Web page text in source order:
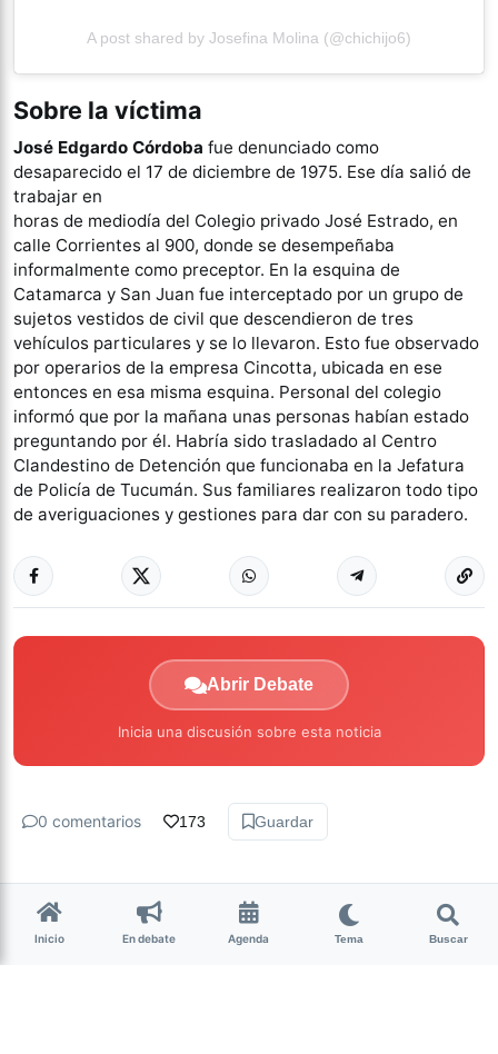
A post shared by Josefina Molina (@chichijo6)
Sobre la víctima
José Edgardo Córdoba fue denunciado como
desaparecido el 17 de diciembre de 1975. Ese día salió de
trabajar en
horas de mediodía del Colegio privado José Estrado, en
calle Corrientes al 900, donde se desempeñaba
informalmente como preceptor. En la esquina de
Catamarca y San Juan fue interceptado por un grupo de
sujetos vestidos de civil que descendieron de tres
vehículos particulares y se lo llevaron. Esto fue observado
por operarios de la empresa Cincotta, ubicada en ese
entonces en esa misma esquina. Personal del colegio
informó que por la mañana unas personas habían estado
preguntando por él. Habría sido trasladado al Centro
Clandestino de Detención que funcionaba en la Jefatura
de Policía de Tucumán. Sus familiares realizaron todo tipo
de averiguaciones y gestiones para dar con su paradero.
Abrir Debate
Inicia una discusión sobre esta noticia
0 comentarios 173 Guardar
Inicio En debate Agenda Tema Buscar